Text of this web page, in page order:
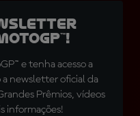
e tenha acesso a
newsletter oficial da
Prêmios, vídeos
informações!